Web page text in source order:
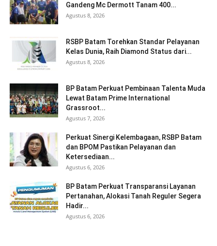
Gandeng Mc Dermott Tanam 400...
Agustus 8, 2026
RSBP Batam Torehkan Standar Pelayanan
Kelas Dunia, Raih Diamond Status dari...
Agustus 8, 2026
BP Batam Perkuat Pembinaan Talenta Muda
Lewat Batam Prime International
Grassroot...
Agustus 7, 2026
Perkuat Sinergi Kelembagaan, RSBP Batam
dan BPOM Pastikan Pelayanan dan
Ketersediaan...
Agustus 6, 2026
BP Batam Perkuat Transparansi Layanan
Pertanahan, Alokasi Tanah Reguler Segera
Hadir...
Agustus 6, 2026